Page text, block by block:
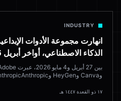
INDUSTRY
انهارت مجموعة الأدوات
الذكاء الاصطناعي، أواخر أبريل 2026
المتصفح التي تحاول دمجها جميعاً.
١٧ ذو القعدة ١٤٤٧ هـ